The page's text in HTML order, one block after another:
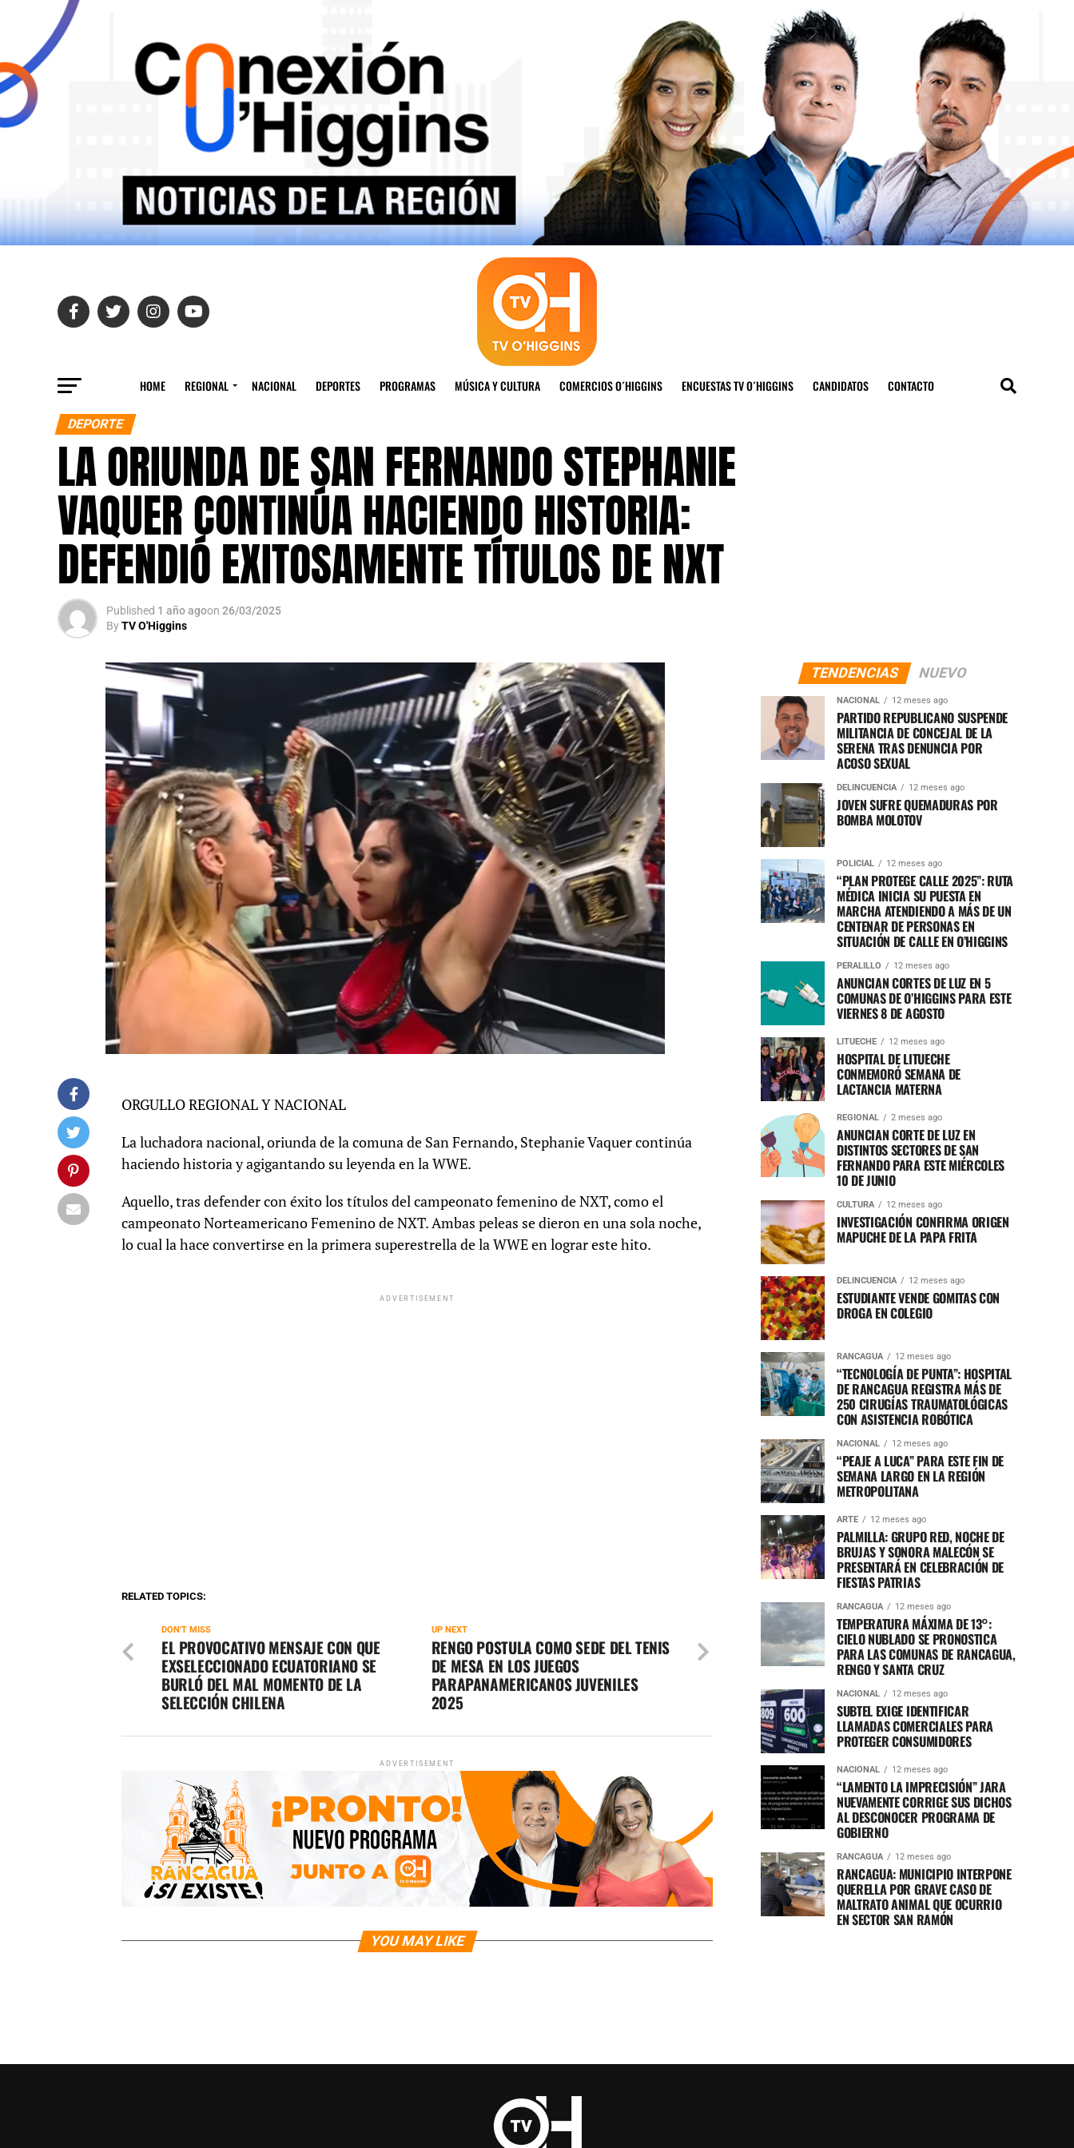
HOME REGIONAL NACIONAL DEPORTES PROGRAMAS MÚSICA Y CULTURA COMERCIOS O´HIGGINS ENCUESTAS TV O´HIGGINS CANDIDATOS CONTACTO
DEPORTE
LA ORIUNDA DE SAN FERNANDO STEPHANIE
VAQUER CONTINÚA HACIENDO HISTORIA:
DEFENDIÓ EXITOSAMENTE TÍTULOS DE NXT
Published 1 año agoon 26/03/2025
ByTV O'Higgins
ORGULLO REGIONAL Y NACIONAL
La luchadora nacional, oriunda de la comuna de San Fernando, Stephanie Vaquer continúa
haciendo historia y agigantando su leyenda en la WWE.
Aquello, tras defender con éxito los títulos del campeonato femenino de NXT, como el
campeonato Norteamericano Femenino de NXT. Ambas peleas se dieron en una sola noche,
lo cual la hace convertirse en la primera superestrella de la WWE en lograr este hito.
ADVERTISEMENT
RELATED TOPICS:
UP NEXT
RENGO POSTULA COMO SEDE DEL TENIS
DE MESA EN LOS JUEGOS
PARAPANAMERICANOS JUVENILES
2025
DON'T MISS
EL PROVOCATIVO MENSAJE CON QUE
EXSELECCIONADO ECUATORIANO SE
BURLÓ DEL MAL MOMENTO DE LA
SELECCIÓN CHILENA
ADVERTISEMENT
YOU MAY LIKE
TENDENCIAS NUEVO
NACIONAL 12 meses ago
PARTIDO REPUBLICANO SUSPENDE
MILITANCIA DE CONCEJAL DE LA
SERENA TRAS DENUNCIA POR
ACOSO SEXUAL
DELINCUENCIA 12 meses ago
JOVEN SUFRE QUEMADURAS POR
BOMBA MOLOTOV
POLICIAL 12 meses ago
“PLAN PROTEGE CALLE 2025”: RUTA
MÉDICA INICIA SU PUESTA EN
MARCHA ATENDIENDO A MÁS DE UN
CENTENAR DE PERSONAS EN
SITUACIÓN DE CALLE EN O’HIGGINS
PERALILLO 12 meses ago
ANUNCIAN CORTES DE LUZ EN 5
COMUNAS DE O’HIGGINS PARA ESTE
VIERNES 8 DE AGOSTO
LITUECHE 12 meses ago
HOSPITAL DE LITUECHE
CONMEMORÓ SEMANA DE
LACTANCIA MATERNA
REGIONAL 2 meses ago
ANUNCIAN CORTE DE LUZ EN
DISTINTOS SECTORES DE SAN
FERNANDO PARA ESTE MIÉRCOLES
10 DE JUNIO
CULTURA 12 meses ago
INVESTIGACIÓN CONFIRMA ORIGEN
MAPUCHE DE LA PAPA FRITA
DELINCUENCIA 12 meses ago
ESTUDIANTE VENDE GOMITAS CON
DROGA EN COLEGIO
RANCAGUA 12 meses ago
“TECNOLOGÍA DE PUNTA”: HOSPITAL
DE RANCAGUA REGISTRA MÁS DE
250 CIRUGÍAS TRAUMATOLÓGICAS
CON ASISTENCIA ROBÓTICA
NACIONAL 12 meses ago
“PEAJE A LUCA” PARA ESTE FIN DE
SEMANA LARGO EN LA REGIÓN
METROPOLITANA
ARTE 12 meses ago
PALMILLA: GRUPO RED, NOCHE DE
BRUJAS Y SONORA MALECÓN SE
PRESENTARÁ EN CELEBRACIÓN DE
FIESTAS PATRIAS
RANCAGUA 12 meses ago
TEMPERATURA MÁXIMA DE 13°:
CIELO NUBLADO SE PRONOSTICA
PARA LAS COMUNAS DE RANCAGUA,
RENGO Y SANTA CRUZ
NACIONAL 12 meses ago
SUBTEL EXIGE IDENTIFICAR
LLAMADAS COMERCIALES PARA
PROTEGER CONSUMIDORES
NACIONAL 12 meses ago
“LAMENTO LA IMPRECISIÓN” JARA
NUEVAMENTE CORRIGE SUS DICHOS
AL DESCONOCER PROGRAMA DE
GOBIERNO
RANCAGUA 12 meses ago
RANCAGUA: MUNICIPIO INTERPONE
QUERELLA POR GRAVE CASO DE
MALTRATO ANIMAL QUE OCURRIO
EN SECTOR SAN RAMÓN